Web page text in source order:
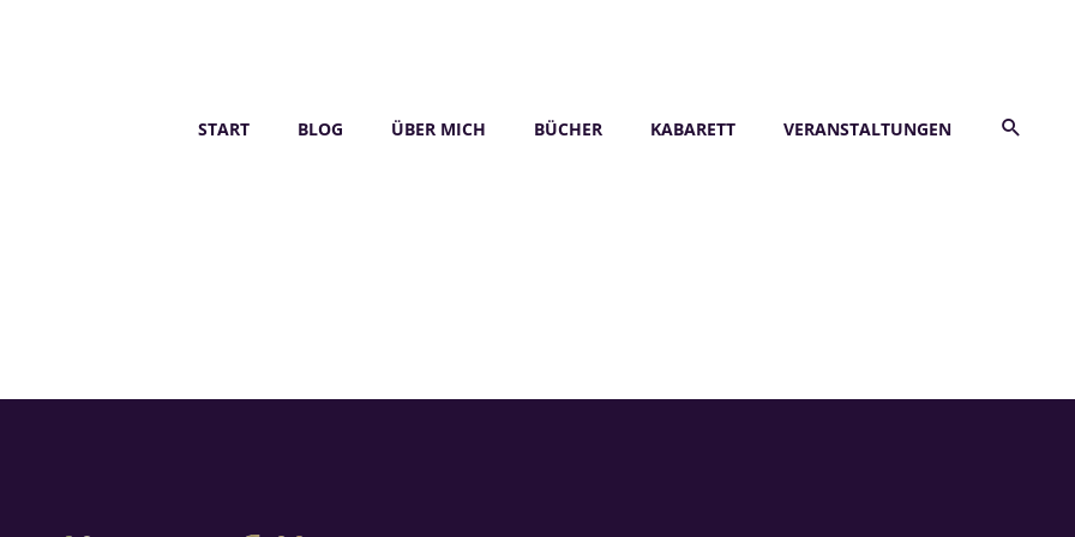
START BLOG ÜBER MICH BÜCHER KABARETT VERANSTALTUNGEN